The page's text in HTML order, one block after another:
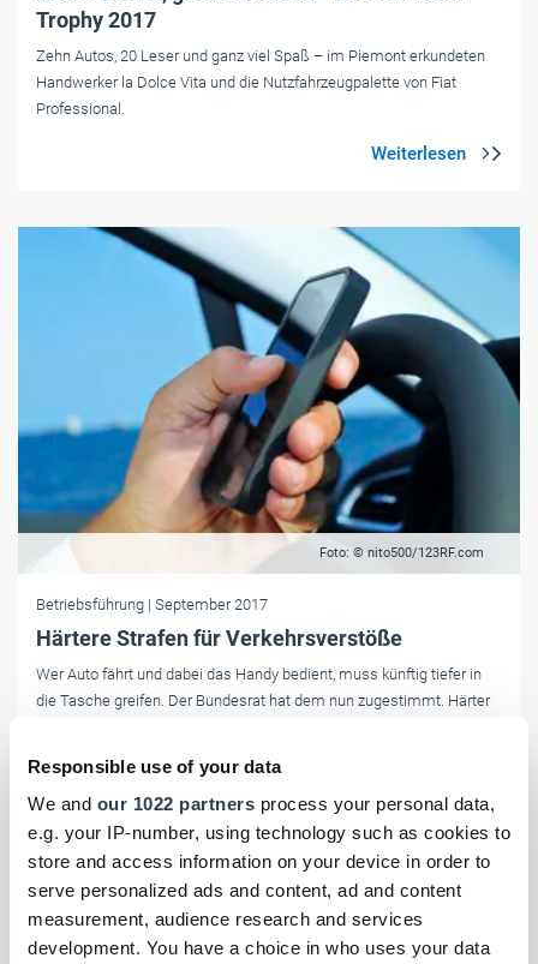
Responsible use of your data
We and our 1022 partners process your personal data,
e.g. your IP-number, using technology such as cookies to
store and access information on your device in order to
serve personalized ads and content, ad and content
measurement, audience research and services
development. You have a choice in who uses your data
Trophy 2017
Zehn Autos, 20 Leser und ganz viel Spaß – im Piemont erkundeten
Handwerker la Dolce Vita und die Nutzfahrzeugpalette von Fiat
Professional.
Foto: © nito500/123RF.com
Betriebsführung | September 2017
Härtere Strafen für Verkehrsverstöße
Wer Auto fährt und dabei das Handy bedient, muss künftig tiefer in
die Tasche greifen. Der Bundesrat hat dem nun zugestimmt. Härter